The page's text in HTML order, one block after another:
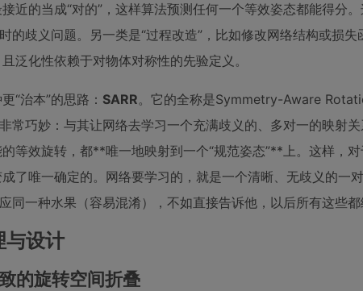
近的当成“对的”，这样算法预测任何一个等效姿态都能得分
的歧义问题。另一类是“过程改造”，比如修改网络结构或损
泛化性依赖于对物体对称性的先验定义。
“治本”的思路： SARR。它的全称是Symmetry-Aware
常巧妙：与其让网络去学习一个充满歧义的、多对一的映射
等效旋转，都**唯一地映射到一个“规范姿态”**上。这样，
了唯一确定的。网络要学习的，就是一个清晰、无歧义的一
同一种水果（容易混淆），不如直接告诉他，以后所有这些都
与设计
的旋转空间折叠